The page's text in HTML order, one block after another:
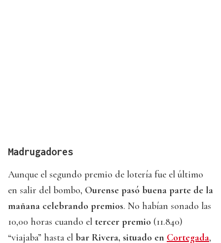
Madrugadores
Aunque el segundo premio de lotería fue el último
en salir del bombo, Ourense pasó buena parte de la
mañana celebrando premios. No habían sonado las
10,00 horas cuando el tercer premio (11.840)
“viajaba” hasta el bar Rivera, situado en Cortegada,